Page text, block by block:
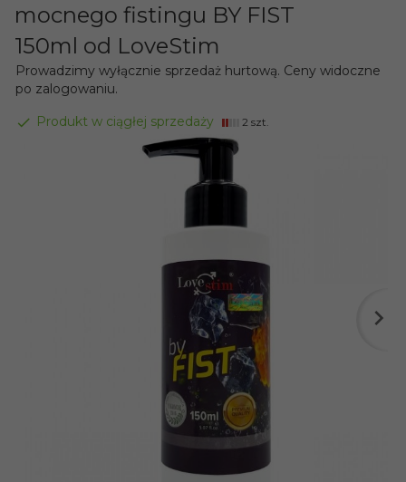
mocnego fistingu BY FIST
150ml od LoveStim
Prowadzimy wyłącznie sprzedaż hurtową. Ceny widoczne
po zalogowaniu.
Produkt w ciągłej sprzedaży 2 szt.